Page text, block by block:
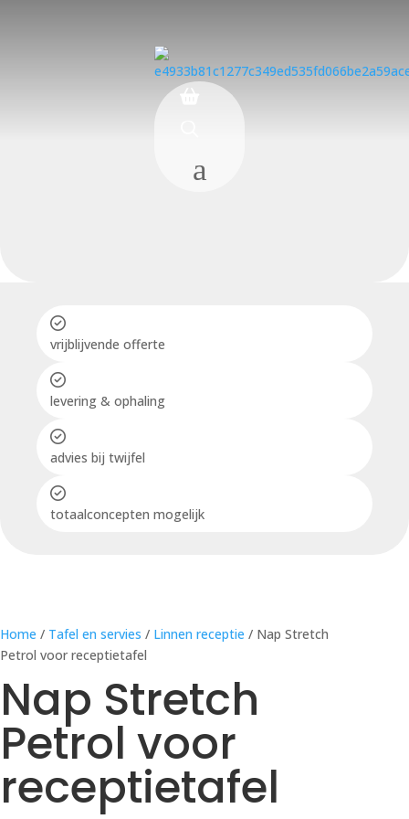
a
vrijblijvende offerte
levering & ophaling
advies bij twijfel
totaalconcepten mogelijk
Home / Tafel en servies / Linnen receptie / Nap Stretch
Petrol voor receptietafel
Nap Stretch
Petrol voor
receptietafel